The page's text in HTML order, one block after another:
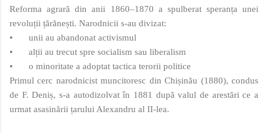
Reforma agrară din anii 1860–1870 a spulberat speranța unei
revoluții țărănești. Narodnicii s-au divizat:
•
unii au abandonat activismul
•
alții au trecut spre socialism sau liberalism
•
o minoritate a adoptat tactica terorii politice
Primul cerc narodnicist muncitoresc din Chișinău (1880), condus
de F. Deniș, s-a autodizolvat în 1881 după valul de arestări ce a
urmat asasinării țarului Alexandru al II‑lea.